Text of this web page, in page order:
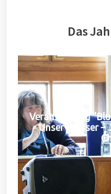
Das
Veranstaltung
Unser Wasser –